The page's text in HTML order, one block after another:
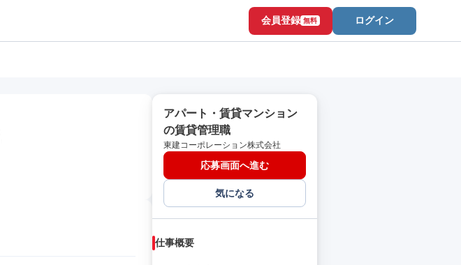
会員登録 無料 ログイン
アパート・賃貸マンション
の賃貸管理職
東建コーポレーション株式会社
応募画面へ進む
気になる
仕事概要